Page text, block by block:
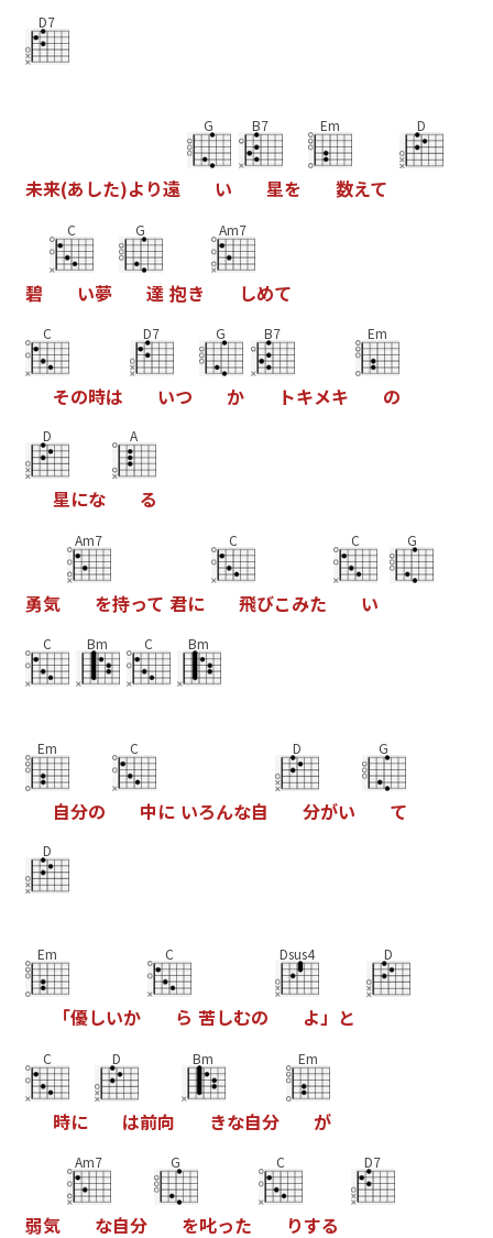
D7
未来(あ した)よ り遠
G
い
B7
星を
Em
数えて
D
碧
C
い夢
G
達 抱き
Am7
しめて
C
その時は
D7
いつ
G
か
B7
トキメキ
Em
の
D
星にな
A
る
勇気
Am7
を持って 君に
C
飛びこみた
C
い
G
C Bm C Bm
Em
自分の
C
中に いろんな自
D
分がい
G
て
D
Em
「優しいか
C
ら 苦しむの
Dsus4
よ」 と
D
C
時に
D
は前向
Bm
きな自分
Em
が
弱気
Am7
な自分
G
を叱った
C
りする
D7